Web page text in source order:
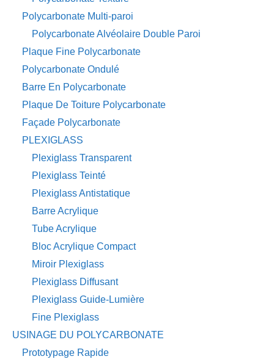
Polycarbonate Multi-paroi
Polycarbonate Alvéolaire Double Paroi
Plaque Fine Polycarbonate
Polycarbonate Ondulé
Barre En Polycarbonate
Plaque De Toiture Polycarbonate
Façade Polycarbonate
PLEXIGLASS
Plexiglass Transparent
Plexiglass Teinté
Plexiglass Antistatique
Barre Acrylique
Tube Acrylique
Bloc Acrylique Compact
Miroir Plexiglass
Plexiglass Diffusant
Plexiglass Guide-Lumière
Fine Plexiglass
USINAGE DU POLYCARBONATE
Prototypage Rapide